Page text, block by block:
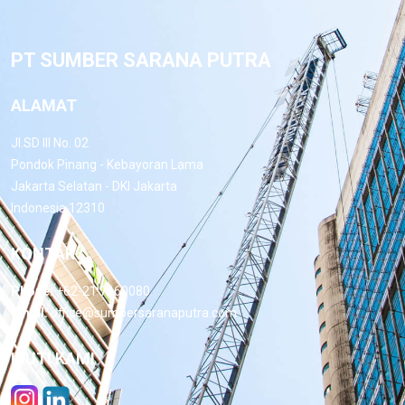
PT SUMBER SARANA PUTRA
ALAMAT
Jl.SD III No. 02
Pondok Pinang - Kebayoran Lama
Jakarta Selatan - DKI Jakarta
Indonesia 12310
KONTAK
Phone: +62-21 7660080
Email:office@sumbersaranaputra.com
IKUTI KAMI